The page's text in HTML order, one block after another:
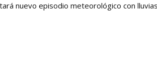
nuevo episodio meteorológico con